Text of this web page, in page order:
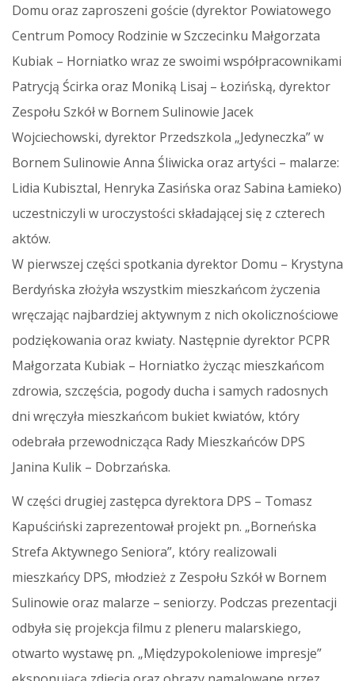
Domu oraz zaproszeni goście (dyrektor Powiatowego
Centrum Pomocy Rodzinie w Szczecinku Małgorzata
Kubiak – Horniatko wraz ze swoimi współpracownikami
Patrycją Ścirka oraz Moniką Lisaj – Łozińską, dyrektor
Zespołu Szkół w Bornem Sulinowie Jacek
Wojciechowski, dyrektor Przedszkola „Jedyneczka” w
Bornem Sulinowie Anna Śliwicka oraz artyści – malarze:
Lidia Kubisztal, Henryka Zasińska oraz Sabina Łamieko)
uczestniczyli w uroczystości składającej się z czterech
aktów.
W pierwszej części spotkania dyrektor Domu – Krystyna
Berdyńska złożyła wszystkim mieszkańcom życzenia
wręczając najbardziej aktywnym z nich okolicznościowe
podziękowania oraz kwiaty. Następnie dyrektor PCPR
Małgorzata Kubiak – Horniatko życząc mieszkańcom
zdrowia, szczęścia, pogody ducha i samych radosnych
dni wręczyła mieszkańcom bukiet kwiatów, który
odebrała przewodnicząca Rady Mieszkańców DPS
Janina Kulik – Dobrzańska.
W części drugiej zastępca dyrektora DPS – Tomasz
Kapuściński zaprezentował projekt pn. „Borneńska
Strefa Aktywnego Seniora”, który realizowali
mieszkańcy DPS, młodzież z Zespołu Szkół w Bornem
Sulinowie oraz malarze – seniorzy. Podczas prezentacji
odbyła się projekcja filmu z pleneru malarskiego,
otwarto wystawę pn. „Międzypokoleniowe impresje”